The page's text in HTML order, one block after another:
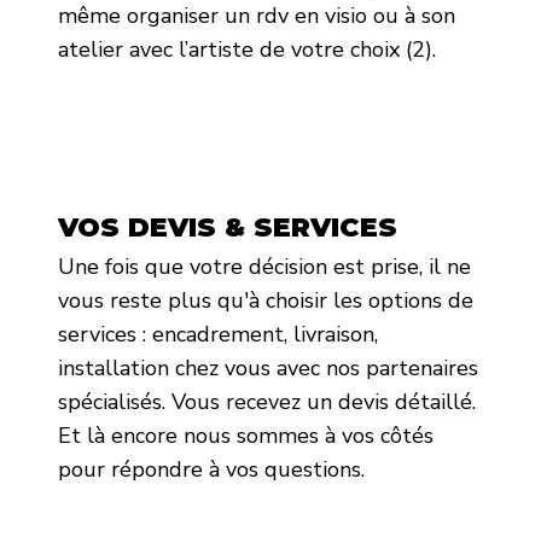
même organiser un rdv en visio ou à son
atelier avec l’artiste de votre choix (2).
VOS DEVIS & SERVICES
Une fois que votre décision est prise, il ne
vous reste plus qu'à choisir les options de
services : encadrement, livraison,
installation chez vous avec nos partenaires
spécialisés. Vous recevez un devis détaillé.
Et là encore nous sommes à vos côtés
pour répondre à vos questions.